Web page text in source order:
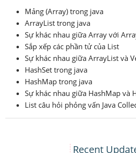
Mảng (Array) trong java
ArrayList trong java
Sự khác nhau giữa Array với
Sắp xếp các phần tử của List
Sự khác nhau giữa ArrayList và
HashSet trong java
HashMap trong java
Sự khác nhau giữa HashMap và
List câu hỏi phỏng vấn Java
Recent